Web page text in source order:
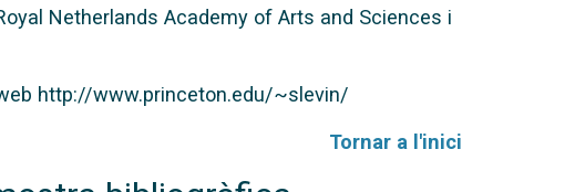
Netherlands Academy of Arts and Sciences i
http://www.princeton.edu/~slevin/
Tornar a l'inici